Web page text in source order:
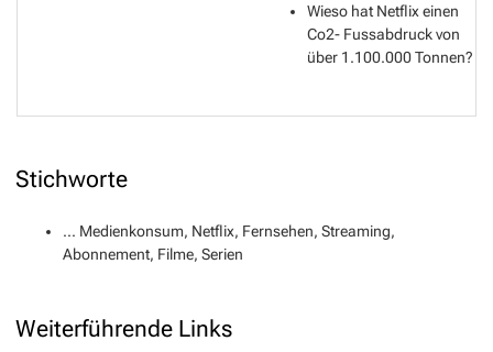
Wieso hat Netflix einen
Co2- Fussabdruck von
über 1.100.000 Tonnen?
Stichworte
... Medienkonsum, Netflix, Fernsehen, Streaming,
Abonnement, Filme, Serien
Weiterführende Links